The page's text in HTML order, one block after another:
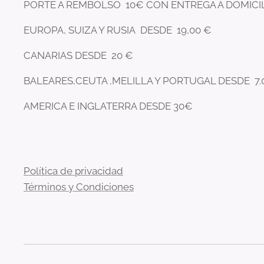
PORTE A REMBOLSO 10€ CON ENTREGA A
EUROPA, SUIZA Y RUSIA DESDE 19,00 €
CANARIAS DESDE 20 €
BALEARES,CEUTA ,MELILLA Y PORTUGAL DESDE
AMERICA E INGLATERRA DESDE 30€
Política de privacidad
Términos y Condiciones